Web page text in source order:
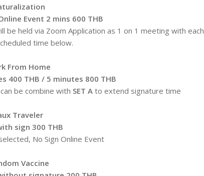
Event 2 mins 600 THB
held via Zoom Application as 1 on 1 meeting with each
time below.
From Home
400 THB / 5 minutes 800 THB
be combine with SET A to extend signature time
Traveler
sign 300 THB
No Sign Online Event
Vaccine